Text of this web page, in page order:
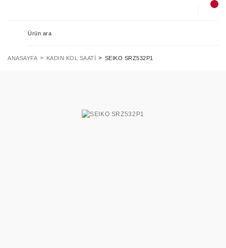
ANASAYFA KADIN KOL SAATI SEIKO SRZ532P1